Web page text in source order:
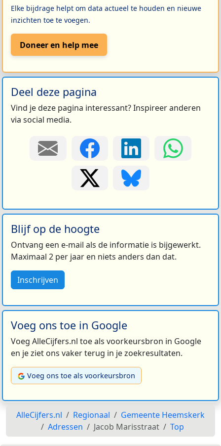
Elke bijdrage helpt om data actueel te houden en nieuwe
inzichten toe te voegen.
Doneer en help mee
Deel deze pagina
Vind je deze pagina interessant? Inspireer anderen
via social media.
Blijf op de hoogte
Ontvang een e-mail als de informatie is bijgewerkt.
Maximaal 2 per jaar en niets anders dan dat.
Inschrijven
Voeg ons toe in Google
Voeg AlleCijfers.nl toe als voorkeursbron in Google
en je ziet ons vaker terug in je zoekresultaten.
Voeg ons toe als voorkeursbron
AlleCijfers.nl Regionaal
Gemeente Heemskerk
Adressen
Jacob Marisstraat Top